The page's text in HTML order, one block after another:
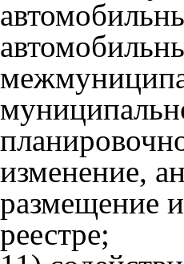
изменение,
размещение
реестре;